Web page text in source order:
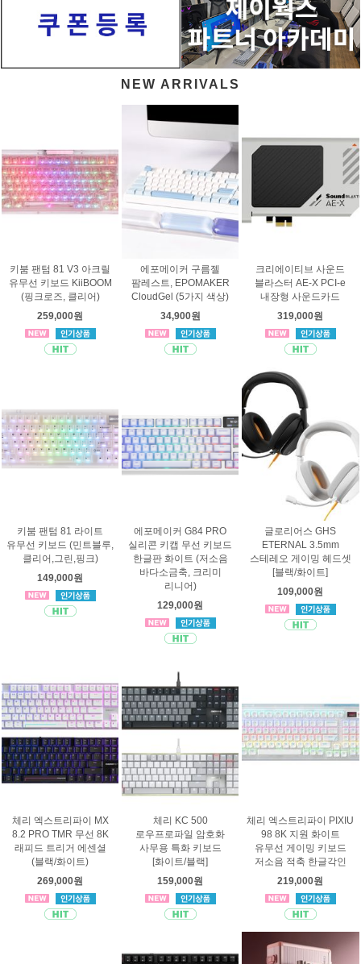
NEW ARRIVALS
키붐 팬텀 81 V3 아크릴
유무선 키보드 KiiBOOM
(핑크로즈, 클리어)
259,000원
에포메이커 구름젤
팜레스트, EPOMAKER
CloudGel (5가지 색상)
34,900원
크리에이티브 사운드
블라스터 AE-X PCI-e
내장형 사운드카드
319,000원
키붐 팬텀 81 라이트
유무선 키보드 (민트블루,
클리어,그린,핑크)
149,000원
에포메이커 G84 PRO
실리콘 키캡 무선 키보드
한글판 화이트 (저소음
바다소금축, 크리미
리니어)
129,000원
글로리어스 GHS
ETERNAL 3.5mm
스테레오 게이밍 헤드셋
[블랙/화이트]
109,000원
체리 엑스트리파이 MX
8.2 PRO TMR 무선 8K
래피드 트리거 에센셜
(블랙/화이트)
269,000원
체리 KC 500
로우프로파일 암호화
사무용 특화 키보드
[화이트/블랙]
159,000원
체리 엑스트리파이 PIXIU
98 8K 지원 화이트
유무선 게이밍 키보드
저소음 적축 한글각인
219,000원